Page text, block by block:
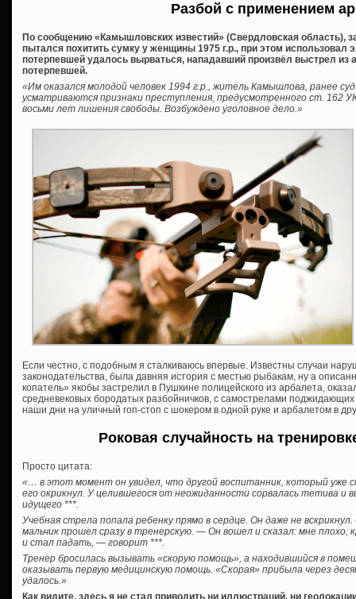
Разбой с применением
По сообщению «Камышловских известий» (Свердловская область),
пытался похитить сумку у женщины 1975 г.р., при этом использовал
потерпевшей удалось вырваться, нападавший произвёл выстрел из
потерпевшей.
«Им оказался молодой человек 1994 г.р., житель Камышлова, ранее
усматриваются признаки преступления, предусмотренного ст. 162
восьми лет лишения свободы. Возбуждено уголовное дело.»
Если честно, с подобным я сталкиваюсь впервые. Известны случаи
законодательства, была давняя история с местью рыбакам, ну а
копатель» якобы застрелил в Пушкине полицейского из арбалета,
средневековых бородатых разбойничков, с самострелами поджидающих
наши дни на уличный гоп-стоп с шокером в одной руке и арбалетом в
Роковая случайность на
Просто цитата:
«… в этот момент он увидел, что другой воспитанник, который уже
его окрикнул. У целившегося от неожиданности сорвалась тетива и
идущего ***.
Учебная стрела попала ребенку прямо в сердце. Он даже не
мальчик прошел сразу в тренерскую. — Он вошел и сказал: мне плохо,
и стал падать, — говорит ***.
Тренер бросилась вызывать «скорую помощь», а находившийся в
оказывать первую медицинскую помощь. «Скорая» прибыла через
удалось.»